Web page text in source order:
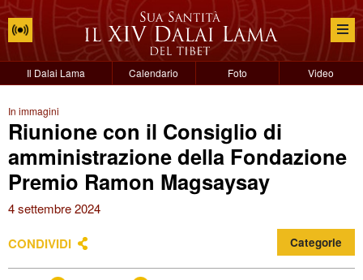
Il Dalai Lama Calendario Foto Video
In immagini
Riunione con il Consiglio di
amministrazione della Fondazione
Premio Ramon Magsaysay
4 settembre 2024
CONDIVIDI Categorie